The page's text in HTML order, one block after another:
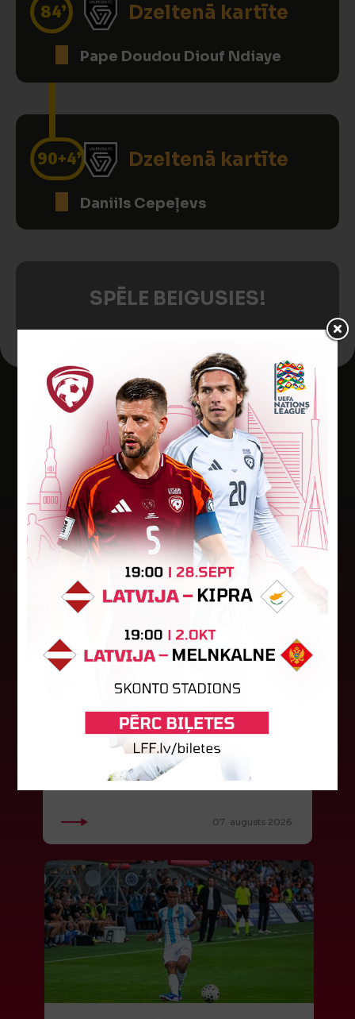
84’ Dzeltenā kartīte
Pape Doudou Diouf Ndiaye
90+4’ Dzeltenā kartīte
Daniils Cepeļevs
SPĒLE BEIGUSIES!
Jaunākās ziņas
LFF DK 6. augusta lēmumi
LFF Disciplinārlietu komitejas sēdes protokols
Nr. DK 26/-38 Rīgā, 2026. gada 6. augustā.
Piedalās:Komitejas locekļi: Jevgenija
Tverjanoviča-Bore, Raivis Grīnbergs...
07. augusts 2026.